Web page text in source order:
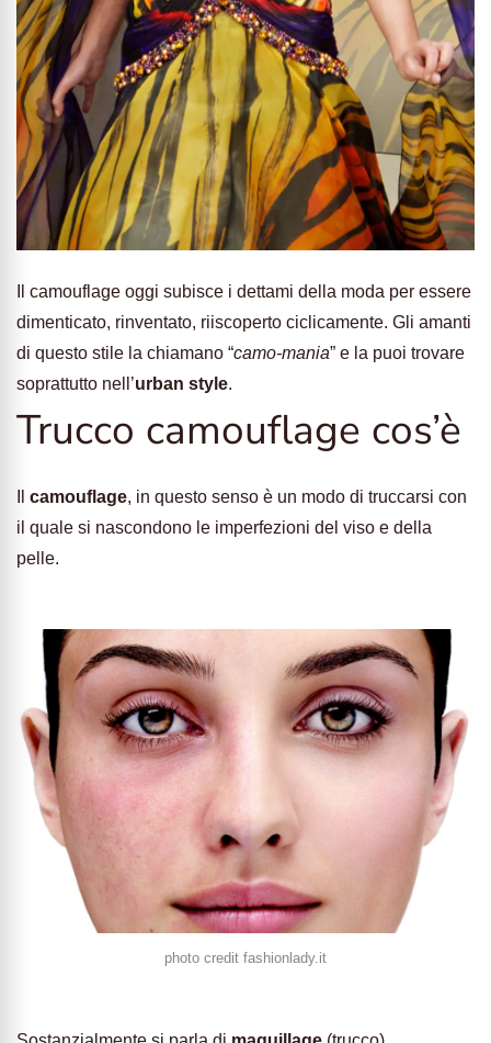
Il camouflage oggi subisce i dettami della moda per essere
dimenticato, rinventato, riiscoperto ciclicamente. Gli amanti
di questo stile la chiamano “camo-mania” e la puoi trovare
soprattutto nell’urban style.
Trucco camouflage cos’è
camouflage, in questo senso è un modo di truccarsi con
il quale si nascondono le imperfezioni del viso e della
pelle.
photo credit fashionlady.it